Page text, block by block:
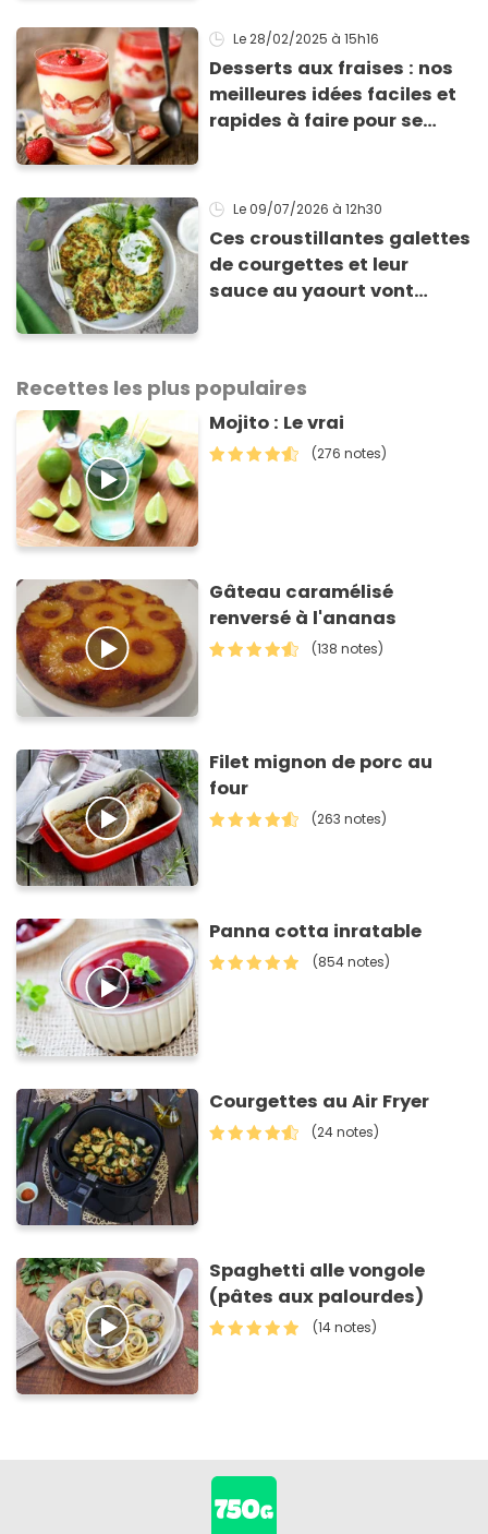
Le 28/02/2025 à 15h16
Desserts aux fraises : nos
meilleures idées faciles et
rapides à faire pour se
Le 09/07/2026 à 12h30
Ces croustillantes galettes
de courgettes et leur
sauce au yaourt vont
Recettes les plus populaires
Mojito : Le vrai
(276 notes)
Gâteau caramélisé
renversé à l'ananas
(138 notes)
Filet mignon de porc au
four
(263 notes)
Panna cotta inratable
(854 notes)
Courgettes au Air Fryer
(24 notes)
Spaghetti alle vongole
(pâtes aux palourdes)
(14 notes)